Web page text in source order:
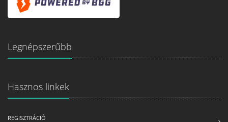
Legnépszerűbb
Hasznos linkek
REGISZTRÁCIÓ